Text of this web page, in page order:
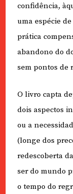
confidência,
uma espécie
prática
abandono do
sem pontos de
O livro capta
dois aspectos
ou a
(longe dos
redescoberta
ser do mundo
o tempo do